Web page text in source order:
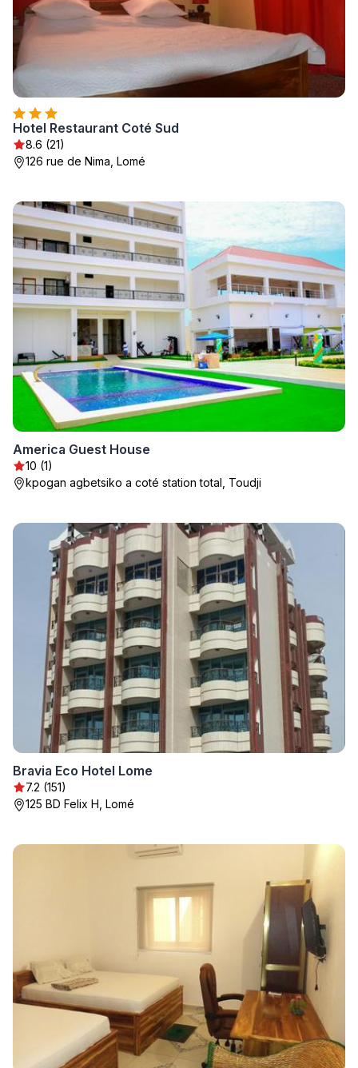
Hotel Restaurant Coté Sud
8.6 (21)
126 rue de Nima, Lomé
America Guest House
10 (1)
kpogan agbetsiko a coté station total, Toudji
Bravia Eco Hotel Lome
7.2 (151)
125 BD Felix H, Lomé